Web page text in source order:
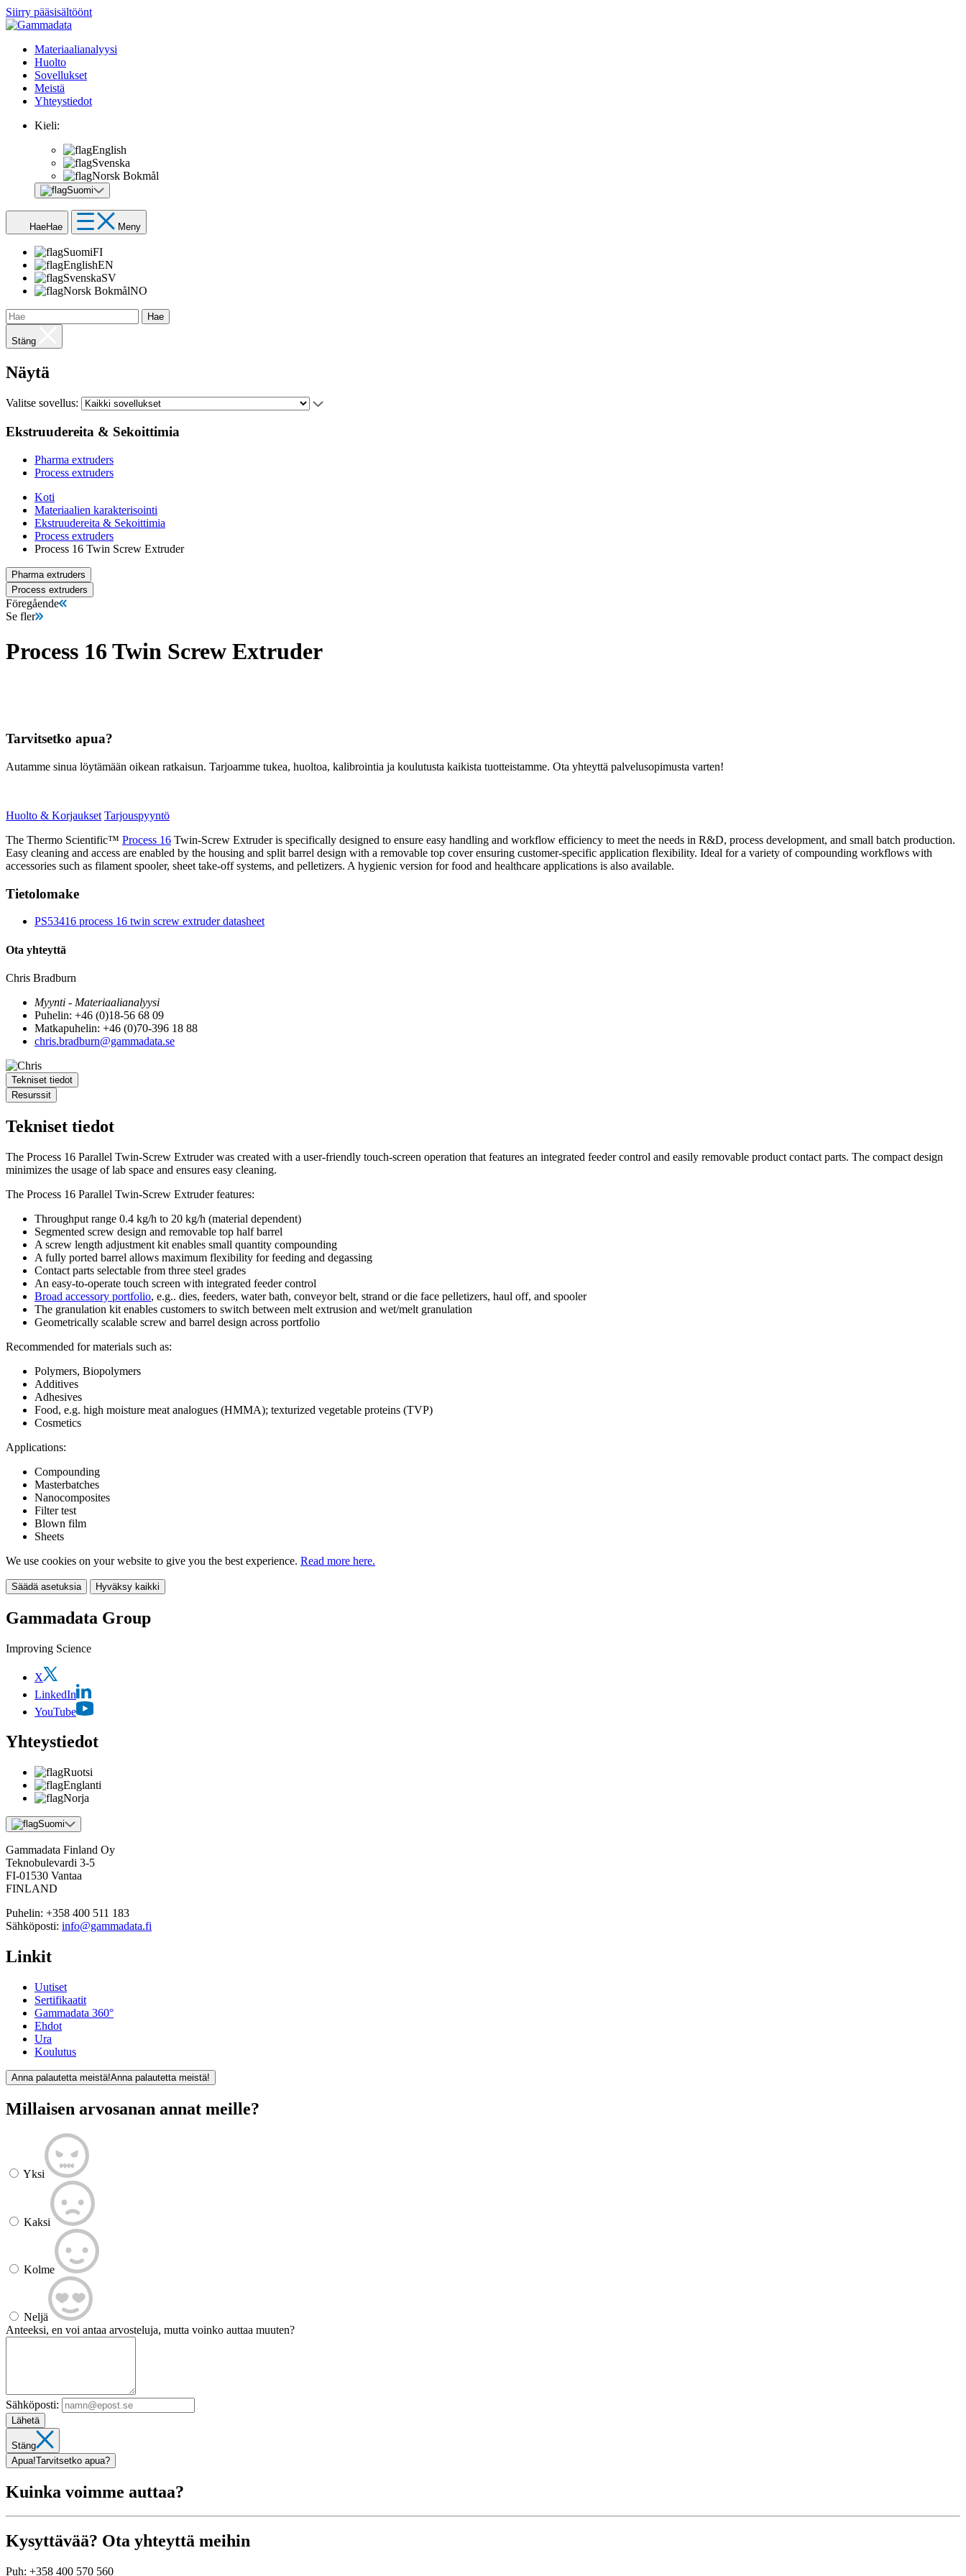
Siirry pääsisältöönt
Materiaalianalyysi
Huolto
Sovellukset
Meistä
Yhteystiedot
Kieli:
English
Svenska
Norsk Bokmål
Suomi
HaeHae Meny
SuomiFI
EnglishEN
SvenskaSV
Norsk BokmålNO
Hae
Stäng
Näytä
Valitse sovellus:
Ekstruudereita & Sekoittimia
Pharma extruders
Process extruders
Koti
Materiaalien karakterisointi
Ekstruudereita & Sekoittimia
Process extruders
Process 16 Twin Screw Extruder
Pharma extruders
Process extruders
Föregående
Se fler
Process 16 Twin Screw Extruder
Tarvitsetko apua?
Autamme sinua löytämään oikean ratkaisun. Tarjoamme tukea, huoltoa, kalibrointia ja koulutusta kaikista tuotteistamme. Ota yhteyttä palvelusopimusta varten!
Huolto & Korjaukset Tarjouspyyntö
The Thermo Scientific™ Process 16 Twin-Screw Extruder is specifically designed to ensure easy handling and workflow efficiency to meet the needs in R&D, process development, and small batch production.
Easy cleaning and access are enabled by the housing and split barrel design with a removable top cover ensuring customer-specific application flexibility. Ideal for a variety of compounding workflows with
accessories such as filament spooler, sheet take-off systems, and pelletizers. A hygienic version for food and healthcare applications is also available.
Tietolomake
PS53416 process 16 twin screw extruder datasheet
Ota yhteyttä
Chris Bradburn
Myynti - Materiaalianalyysi
Puhelin: +46 (0)18-56 68 09
Matkapuhelin: +46 (0)70-396 18 88
chris.bradburn@gammadata.se
Tekniset tiedot
Resurssit
Tekniset tiedot
The Process 16 Parallel Twin-Screw Extruder was created with a user-friendly touch-screen operation that features an integrated feeder control and easily removable product contact parts. The compact design
minimizes the usage of lab space and ensures easy cleaning.
The Process 16 Parallel Twin-Screw Extruder features:
Throughput range 0.4 kg/h to 20 kg/h (material dependent)
Segmented screw design and removable top half barrel
A screw length adjustment kit enables small quantity compounding
A fully ported barrel allows maximum flexibility for feeding and degassing
Contact parts selectable from three steel grades
An easy-to-operate touch screen with integrated feeder control
Broad accessory portfolio, e.g.. dies, feeders, water bath, conveyor belt, strand or die face pelletizers, haul off, and spooler
The granulation kit enables customers to switch between melt extrusion and wet/melt granulation
Geometrically scalable screw and barrel design across portfolio
Recommended for materials such as:
Polymers, Biopolymers
Additives
Adhesives
Food, e.g. high moisture meat analogues (HMMA); texturized vegetable proteins (TVP)
Cosmetics
Applications:
Compounding
Masterbatches
Nanocomposites
Filter test
Blown film
Sheets
We use cookies on your website to give you the best experience. Read more here.
Säädä asetuksia Hyväksy kaikki
Gammadata Group
Improving Science
X
LinkedIn
YouTube
Yhteystiedot
Ruotsi
Englanti
Norja
Suomi
Gammadata Finland Oy
Teknobulevardi 3-5
FI-01530 Vantaa
FINLAND
Puhelin: +358 400 511 183
Sähköposti: info@gammadata.fi
Linkit
Uutiset
Sertifikaatit
Gammadata 360°
Ehdot
Ura
Koulutus
Anna palautetta meistä!Anna palautetta meistä!
Millaisen arvosanan annat meille?
Yksi
Kaksi
Kolme
Neljä
Anteeksi, en voi antaa arvosteluja, mutta voinko auttaa muuten?
Sähköposti:
Lähetä
Stäng
Apua!Tarvitsetko apua?
Kuinka voimme auttaa?
Kysyttävää? Ota yhteyttä meihin
Puh: +358 400 570 560